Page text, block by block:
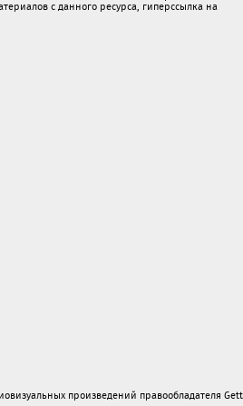
с данного ресурса, гиперссылка на
произведений правообладателя